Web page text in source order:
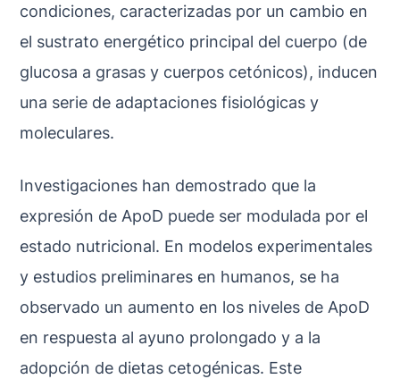
condiciones, caracterizadas por un cambio en
el sustrato energético principal del cuerpo (de
glucosa a grasas y cuerpos cetónicos), inducen
una serie de adaptaciones fisiológicas y
moleculares.
Investigaciones han demostrado que la
expresión de ApoD puede ser modulada por el
estado nutricional. En modelos experimentales
y estudios preliminares en humanos, se ha
observado un aumento en los niveles de ApoD
en respuesta al ayuno prolongado y a la
adopción de dietas cetogénicas. Este